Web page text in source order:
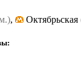
, Октябрьская